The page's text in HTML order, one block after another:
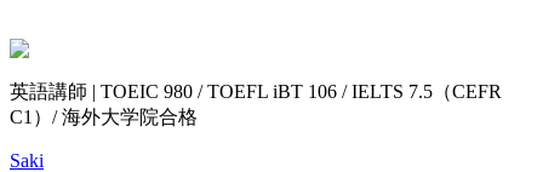
英語講師 | TOEIC 980 / TOEFL iBT 106 / IELTS 7.5（CEFR
C1）/ 海外大学院合格
Saki